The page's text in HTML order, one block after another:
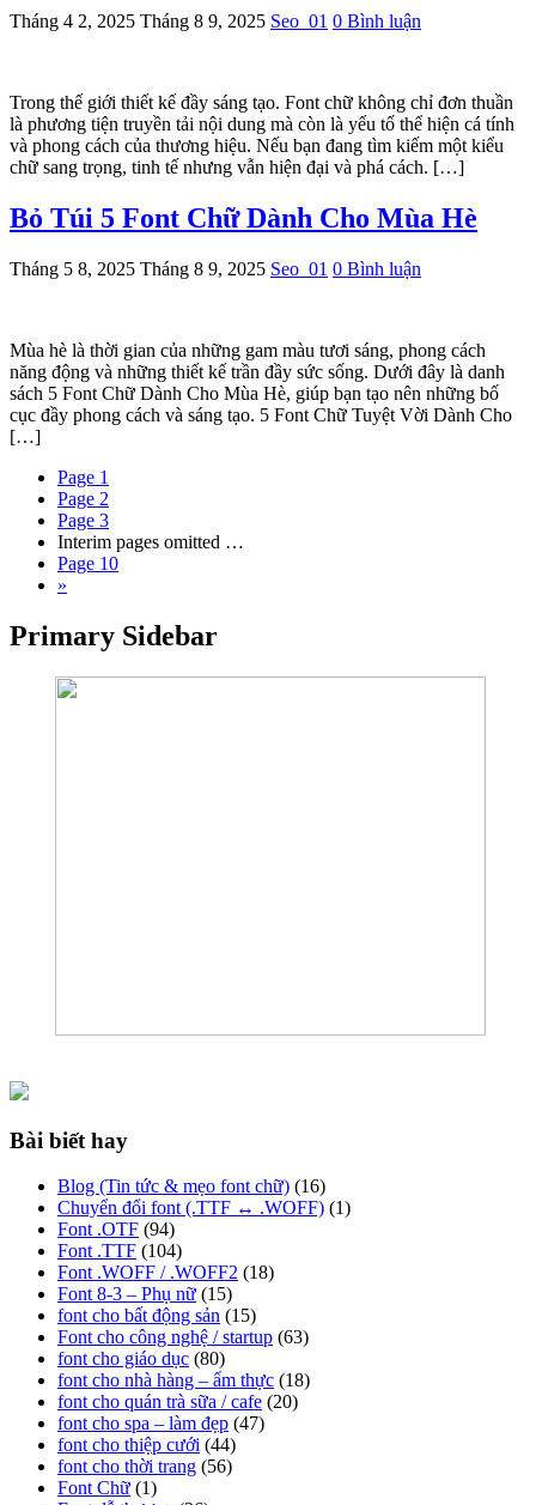
Tháng 4 2, 2025 Tháng 8 9, 2025 Seo_01 0 Bình luận
Trong thế giới thiết kế đầy sáng tạo. Font chữ không chỉ đơn thuần
là phương tiện truyền tải nội dung mà còn là yếu tố thể hiện cá tính
và phong cách của thương hiệu. Nếu bạn đang tìm kiếm một kiểu
chữ sang trọng, tinh tế nhưng vẫn hiện đại và phá cách. […]
Bỏ Túi 5 Font Chữ Dành Cho Mùa Hè
Tháng 5 8, 2025 Tháng 8 9, 2025 Seo_01 0 Bình luận
Mùa hè là thời gian của những gam màu tươi sáng, phong cách
năng động và những thiết kế trần đầy sức sống. Dưới đây là danh
sách 5 Font Chữ Dành Cho Mùa Hè, giúp bạn tạo nên những bố
cục đầy phong cách và sáng tạo. 5 Font Chữ Tuyệt Vời Dành Cho
[…]
Page 1
Page 2
Page 3
Interim pages omitted …
Page 10
»
Primary Sidebar
Bài biết hay
Blog (Tin tức & mẹo font chữ) (16)
Chuyển đổi font (.TTF ↔ .WOFF) (1)
Font .OTF (94)
Font .TTF (104)
Font .WOFF / .WOFF2 (18)
Font 8-3 – Phụ nữ (15)
font cho bất động sản (15)
Font cho công nghệ / startup (63)
font cho giáo dục (80)
font cho nhà hàng – ẩm thực (18)
font cho quán trà sữa / cafe (20)
font cho spa – làm đẹp (47)
font cho thiệp cưới (44)
font cho thời trang (56)
Font Chữ (1)